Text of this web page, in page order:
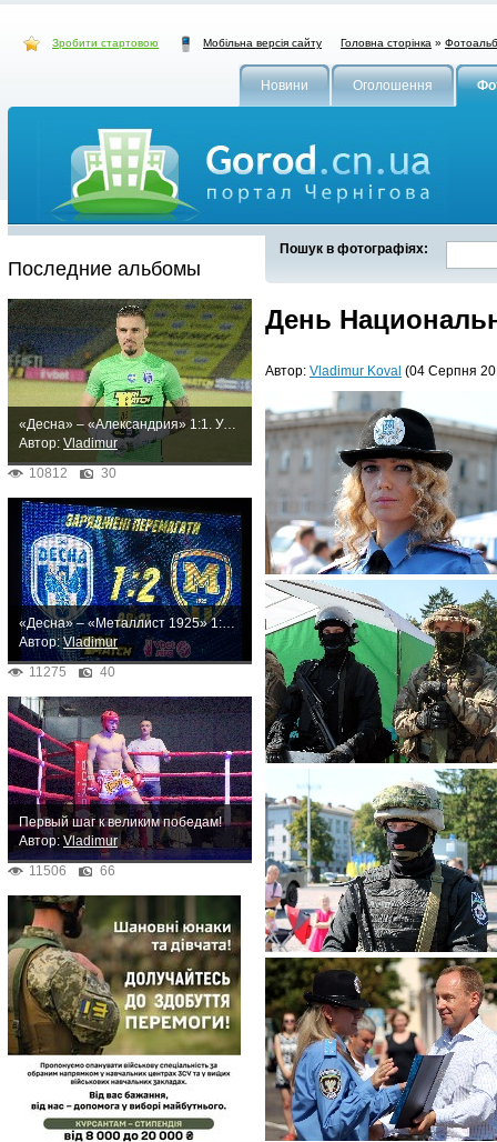
Зробити стартовою Мобільна версія сайту Головна сторінка »
Новини Оголошення
Пошук в фотографіях:
День
Автор: Vladimur Koval (04 Серпня
Последние альбомы
«Десна» – «Александрия» 1:1. Упорная ничья
Автор: Vladimur
10812
30
«Десна» – «Металлист 1925» 1:2. Неожиданное поражение
Автор:Vladimur
11275
40
Первый шаг к великим победам!
Автор: Vladimur
11506
66